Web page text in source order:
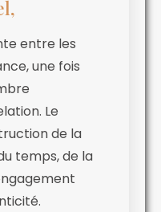
entre les
une fois
Le
de la
temps, de la